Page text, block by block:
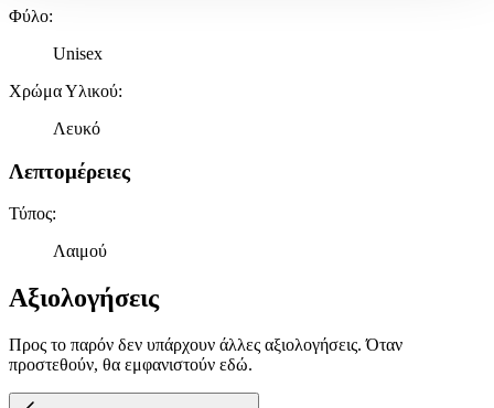
σωστά, να εξατομικεύουμε περιεχόμενο και διαφημίσεις, να
αναλύουμε την κυκλοφορία μας. Εμείς και οι 1022 συνεργάτες
μας επεξεργαζόμαστε προσωπικά σας δεδομένα, π.χ. τη
για να αποθηκεύουμε και να έχουμε πρόσβαση σε πληροφορίες
στη συσκευή σας, με σκοπό την προβολή εξατομικευμένων
διαφημίσεων και περιεχομένου, τις μετρήσεις σχετικά με
μας και την ανάπτυξη προϊόντων. Επίσης, κοινοποιούμε
τοποθεσίας μας στους συνεργάτες μέσων κοινωνικής
Φύλο:
Unisex
Χρώμα Υλικού:
Λευκό
Λεπτομέρειες
Τύπος:
Λαιμού
Αξιολογήσεις
Προς το παρόν δεν υπάρχουν άλλες αξιολογήσεις. Όταν
προστεθούν, θα εμφανιστούν εδώ.